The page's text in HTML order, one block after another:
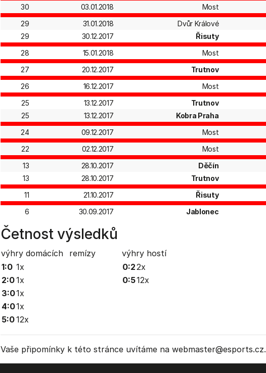
30
03.01.2018 Most
29
31.01.2018 Dvůr Králové
29
30.12.2017 Řisuty
28
15.01.2018 Most
27
20.12.2017 Trutnov
26
16.12.2017 Most
25
13.12.2017 Trutnov
25
13.12.2017 Kobra Praha
24
09.12.2017 Most
22
02.12.2017 Most
13
28.10.2017 Děčín
13
28.10.2017 Trutnov
11
21.10.2017 Řisuty
6
30.09.2017 Jablonec
Četnost výsledků
výhry domácích remízy
výhry hostí
1:0 1x
2:01x
3:01x
4:01x
5:012x
0:22x
0:512x
Vaše připomínky k této stránce uvítáme na webmaster@esports.cz.